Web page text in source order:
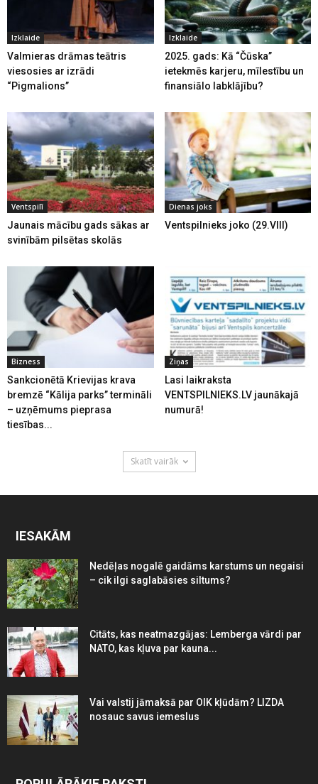
Izklaide
Valmieras drāmas teātris
viesosies ar izrādi
“Pigmalions”
Izklaide
2025. gads: Kā “Čūska”
ietekmēs karjeru, mīlestību un
finansiālo labklājību?
Ventspilī
Jaunais mācību gads sākas ar
svinībām pilsētas skolās
Dienas joks
Ventspilnieks joko (29.VIII)
Bizness
Sankcionētā Krievijas krava
bremzē “Kālija parks” termināli
– uzņēmums pieprasa
tiesības...
Ziņas
Lasi laikraksta
VENTSPILNIEKS.LV jaunākajā
numurā!
Skatīt vairāk
IESAKĀM
Nedēļas nogalē gaidāms karstums un negaisi
– cik ilgi saglabāsies siltums?
Citāts, kas neatmazgājas: Lemberga vārdi par
NATO, kas kļuva par kauna...
Vai valstij jāmaksā par OIK kļūdām? LIZDA
nosauc savus iemeslus